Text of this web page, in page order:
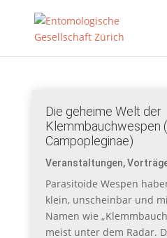
Die geheime Welt der
Klemmbauchwespen
Campopleginae)
Veranstaltungen,
Parasitoide Wespen
klein, unscheinbar und
Namen wie
meist unter dem Radar.